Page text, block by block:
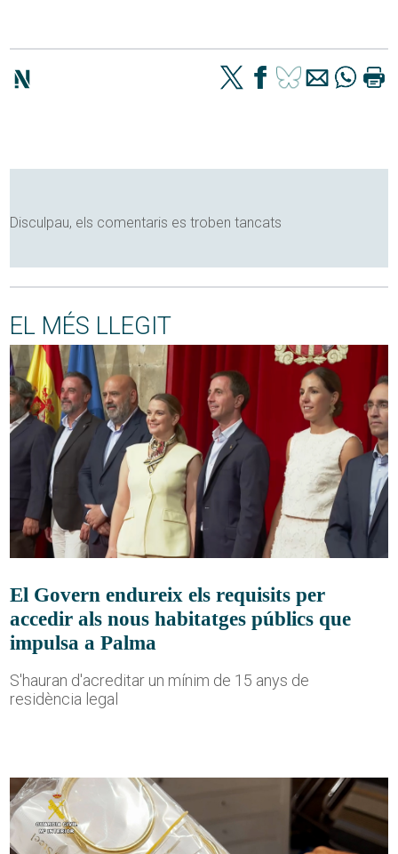
Disculpau, els comentaris es troben tancats
EL MÉS LLEGIT
El Govern endureix els requisits per
accedir als nous habitatges públics que
impulsa a Palma
S'hauran d'acreditar un mínim de 15 anys de
residència legal